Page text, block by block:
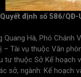
định số 586/
Hà, Phó Chánh
– Tài vụ thuộc Văn
tư thuộc Sở Kế hoạch
sở, ngành: Kế hoạch